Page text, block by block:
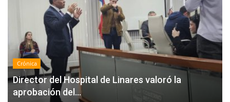
Crónica
Director del Hospital de Linares valoró la
aprobación del...